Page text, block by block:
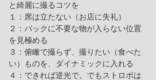
と綺麗に撮るコツを
１：席は立たない（お店に失礼）
２：バックに不要な物が入らない位置
を見極める
３：俯瞰で撮らず、撮りたい（食べた
い）ものを、ダイナミックに入れる
４：できれば逆光で。でもストロボは